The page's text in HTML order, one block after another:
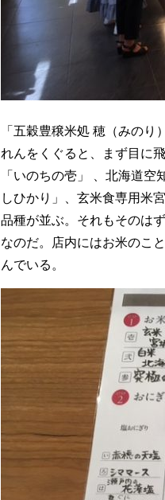
「五穀豊穣米処 穂（みの
れんをくぐると、まず目に
「いのちの壱」 、北海道
しひかり」、玄米食専用米
品種が並ぶ。それもそのは
なのだ。店内にはお米のこ
んでいる。